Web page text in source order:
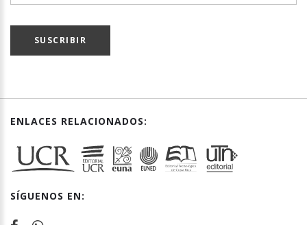
SUSCRIBIR
ENLACES RELACIONADOS:
SÍGUENOS EN: